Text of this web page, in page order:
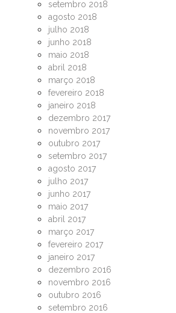
setembro 2018
agosto 2018
julho 2018
junho 2018
maio 2018
abril 2018
março 2018
fevereiro 2018
janeiro 2018
dezembro 2017
novembro 2017
outubro 2017
setembro 2017
agosto 2017
julho 2017
junho 2017
maio 2017
abril 2017
março 2017
fevereiro 2017
janeiro 2017
dezembro 2016
novembro 2016
outubro 2016
setembro 2016